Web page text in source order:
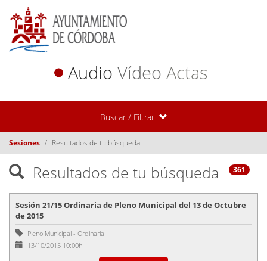
Audio Vídeo Actas
Buscar / Filtrar
Sesiones Resultados de tu búsqueda
Resultados de tu búsqueda 361
Sesión 21/15 Ordinaria de Pleno Municipal del 13 de Octubre
de 2015
Pleno Municipal - Ordinaria
13/10/2015 10:00h